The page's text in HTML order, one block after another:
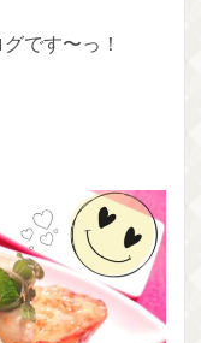
です〜っ！